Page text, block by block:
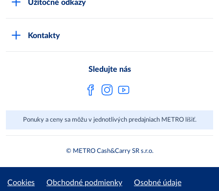
Track & trace
Užitočné odkazy
Kontakty
Sledujte nás
Ponuky a ceny sa môžu v jednotlivých predajniach METRO líšiť.
© METRO Cash&Carry SR s.r.o.
Cookies Obchodné podmienky
Osobné údaje